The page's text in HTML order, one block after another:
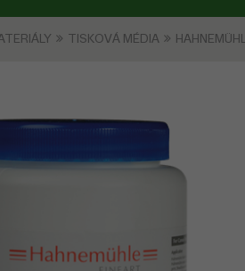
TISKOVÁ MÉDIA